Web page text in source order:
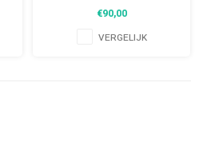
€90,00
VERGELIJK